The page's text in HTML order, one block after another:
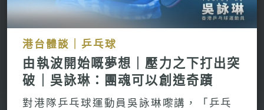
港台體談｜乒乓球
由執波開始嘅夢想｜壓力之下打出突
破｜吳詠琳：團魂可以創造奇蹟
對港隊乒乓球運動員吳詠琳嚟講，「乒乓